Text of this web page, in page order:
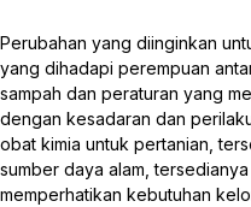
Perubahan yang diinginkan
yang dihadapi perempuan
sampah dan peraturan yang
dengan kesadaran dan
obat kimia untuk pertanian,
sumber daya alam,
memperhatikan kebutuhan